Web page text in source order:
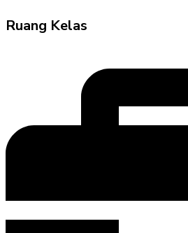
Ruang Kelas